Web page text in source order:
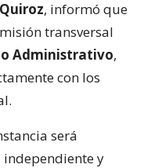
, informó que
transversal
Administrativo,
con los
será
y